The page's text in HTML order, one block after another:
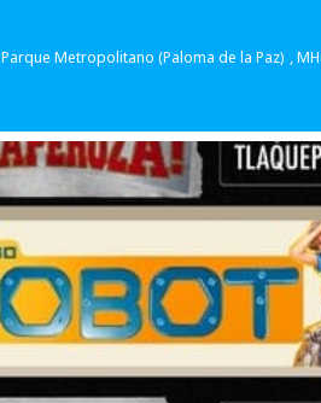
Parque Metropolitano (Paloma de la Paz) ,